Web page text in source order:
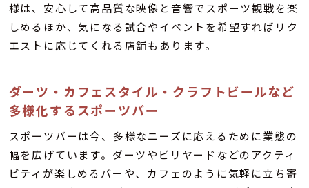
様は、安心して高品質な映像と音響でスポーツ観戦を楽
しめるほか、気になる試合やイベントを希望すればリク
エストに応じてくれる店舗もあります。
ダーツ・カフェスタイル・クラフトビールなど
多様化するスポーツバー
スポーツバーは今、多様なニーズに応えるために業態の
幅を広げています。ダーツやビリヤードなどのアクティ
ビティが楽しめるバーや、カフェのように気軽に立ち寄